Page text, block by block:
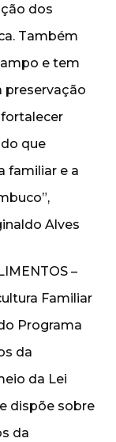
dos
Também
e tem
preservação
que
familiar e a
Alves
–
Familiar
Programa
da
da Lei
dispõe sobre
da